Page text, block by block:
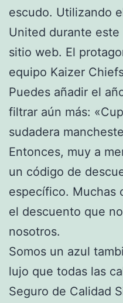
escudo. Utilizando
United durante
sitio web. El
equipo Kaizer
Puedes añadir el
filtrar aún más:
sudadera
Entonces, muy a
un código de
específico. Muchas
el descuento que
nosotros.
Somos un azul
lujo que todas las
Seguro de Calidad